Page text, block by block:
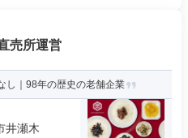
売所運営
し｜98年の歴史の老舗企業
井瀬木